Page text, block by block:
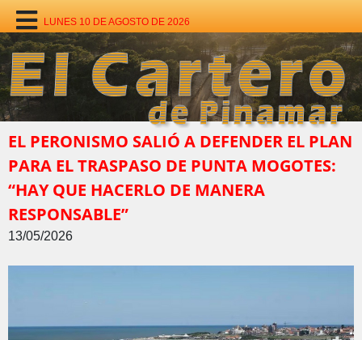
LUNES 10 DE AGOSTO DE 2026
EL PERONISMO SALIÓ A DEFENDER EL PLAN
PARA EL TRASPASO DE PUNTA MOGOTES:
“HAY QUE HACERLO DE MANERA
RESPONSABLE”
13/05/2026